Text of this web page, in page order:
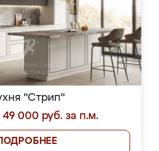
"Стрип"
49 000 руб. за п.м.